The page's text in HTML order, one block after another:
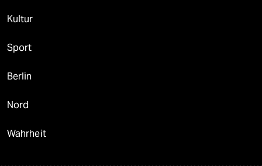
Kultur
Sport
Berlin
Nord
Wahrheit